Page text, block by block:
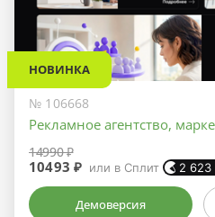
НОВИНКА
№ 106668
Рекламное агентство,
14990 ₽
10493 ₽ или в Сплит 2 623
Демоверсия